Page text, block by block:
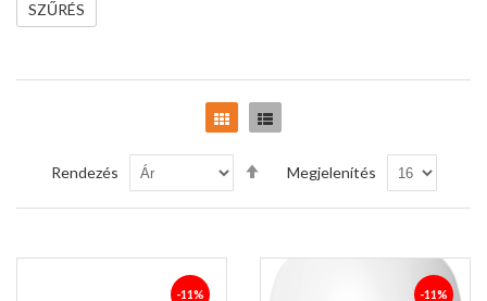
Rács Lista
Rendezés
Csökkenő
sorrendbe
Megjelenítés
-11% -11%
SZŰRÉS